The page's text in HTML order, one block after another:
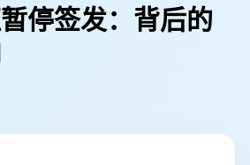
停签发：背后的